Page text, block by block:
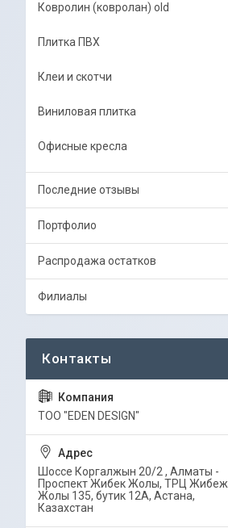
Ковролин (ковролан) old
Плитка ПВХ
Клеи и скотчи
Виниловая плитка
Офисные кресла
Последние отзывы
Портфолио
Распродажа остатков
Филиалы
ТОО "EDEN DESIGN"
Шоссе Коргалжын 20/2 , Алматы -
Проспект Жибек Жолы, ТРЦ Жибеж
Жолы 135, бутик 12А, Астана,
Казахстан